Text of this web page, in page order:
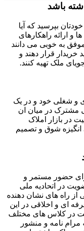
باشد
بپرسید که آیا
و ارائه راهکارهای
موفق به خوبی می دانند
قرار دهند و
ملک تهیه کنند.
و شغلی خود و در یک
مشترک در میان ان
در بازار املاک
انگیزه شوق و تصمیم
حضور مستمر و
در اتحادیه ملی
از راه های نشان دهنده
ای و اخلاقی در این
در کلاس های مختلف
نامه و منشور